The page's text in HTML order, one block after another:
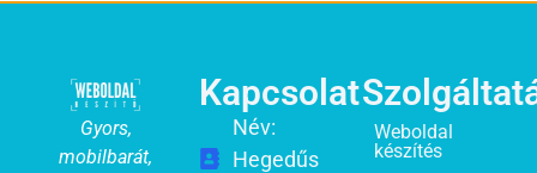
Gyors,
mobilbarát,
Kapcsolat
Név:
Hegedűs
Weboldal
készítés